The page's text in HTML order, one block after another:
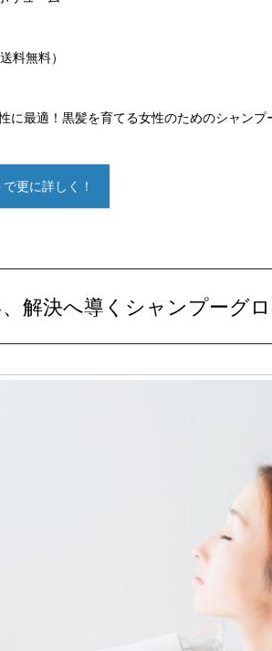
料無料）
に最適！黒髪を育てる女性のためのシャンプ
更に詳しく！
解決へ導くシャンプーグ